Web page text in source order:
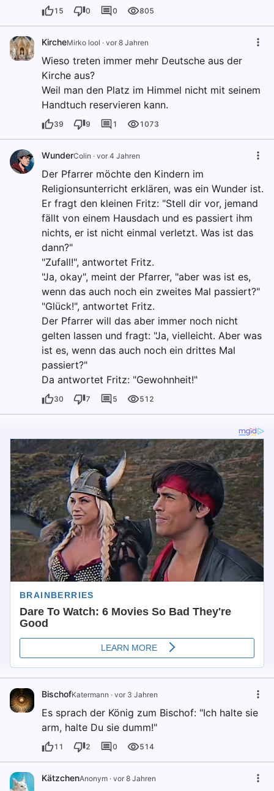
15 0 0 805
KircheMirko lool · vor 8 Jahren
Wieso treten immer mehr Deutsche aus der
Kirche aus?
Weil man den Platz im Himmel nicht mit seinem
Handtuch reservieren kann.
39 9 1 1073
WunderColin · vor 4 Jahren
Der Pfarrer möchte den Kindern im
Religionsunterricht erklären, was ein Wunder ist.
Er fragt den kleinen Fritz: "Stell dir vor, jemand
fällt von einem Hausdach und es passiert ihm
nichts, er ist nicht einmal verletzt. Was ist das
dann?"
"Zufall!", antwortet Fritz.
"Ja, okay", meint der Pfarrer, "aber was ist es,
wenn das auch noch ein zweites Mal passiert?"
"Glück!", antwortet Fritz.
Der Pfarrer will das aber immer noch nicht
gelten lassen und fragt: "Ja, vielleicht. Aber was
ist es, wenn das auch noch ein drittes Mal
passiert?"
Da antwortet Fritz: "Gewohnheit!"
30 7 5 512
BischofKatermann · vor 3 Jahren
Es sprach der König zum Bischof: "Ich halte sie
arm, halte Du sie dumm!"
11 2 0 514
KätzchenAnonym · vor 8 Jahren